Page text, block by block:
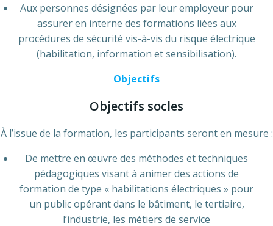
Aux personnes désignées par leur employeur pour
assurer en interne des formations liées aux
procédures de sécurité vis-à-vis du risque électrique
(habilitation, information et sensibilisation).
Objectifs
Objectifs socles
À l’issue de la formation, les participants seront en mesure :
De mettre en œuvre des méthodes et techniques
pédagogiques visant à animer des actions de
formation de type « habilitations électriques » pour
un public opérant dans le bâtiment, le tertiaire,
l’industrie, les métiers de service